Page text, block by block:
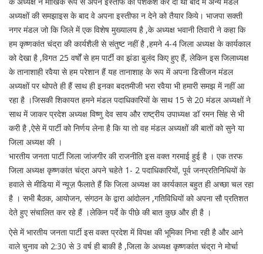
अध्यक्षों की समझाइस के बाद वे अपना इस्तीफा न देने को तैयार किये। भाजपा सक्ती
नगर मंडल जो कि जिले में एक विशेष मुख्यालय है ,के अध्यक्ष भवानी तिवारी ने कहा कि
हम कृष्णकांत चंद्रा की कार्यशैली से संतुष्ट नहीं है ,हमने 4-4 जिला अध्यक्ष के कार्यकाल
को देखा है ,विगत 25 वर्षों से हम पार्टी का झंडा बुलंद किए हुए हैं, लेकिन इस जिलाध्यक्ष
के तानाशाही रवैया से हम परेशान हैं यह तानाशाह के रूप में अपना डिसीजन मंडल
अध्यक्षों पर थोपते ही हैं साथ ही इनका बदतमीजी भरा रवैया भी हमारी समझ में नहीं आ
रहा है ।जिसकी शिकायत हमने मंडल पदाधिकारियों के साथ 15 से 20 मंडल अध्यक्षों ने
साथ में जाकर प्रदेश अध्यक्ष विष्णु देव साय और राष्ट्रीय उपाध्यक्ष डॉ रमन सिंह से भी
करी है ,ऐसे में पार्टी को निर्णय लेना है कि या तो वह मंडल अध्यक्षों की बातों को सुने या
जिला अध्यक्ष की ।
भारतीय जनता पार्टी जिला जांजगीर की राजनीति इस वक्त गरमाई हुई है । एक तरफ
जिला अध्यक्ष कृष्णकांत चंद्रा अपने चहेते 1- 2 पदाधिकारियों, पूर्व जनप्रतिनिधियों के
हवाले से मीडिया में न्यूज़ फैलाते हैं कि जिला अध्यक्ष का कार्यकाल बहुत ही अच्छा चल रहा
है । सभी बैठक, आयोजन, संगठन के द्वारा आंदोलन ,गतिविधियों को अपना सौ प्रतिशत
देते हुए संचालित कर रहे हैं ।लेकिन पर्दे के पीछे की बात कुछ और ही है ।
ऐसे में भारतीय जनता पार्टी इस वक्त प्रदेश में विपक्ष की भूमिका निभा रही है और आने
वाले चुनाव को 2:30 से 3 वर्ष ही बाकी है ,जिला के अध्यक्ष कृष्णकांत चंद्रा ने मोर्चा